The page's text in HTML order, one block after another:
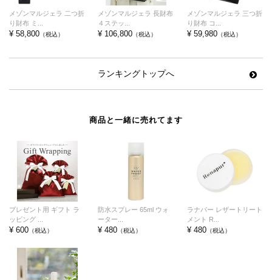
メゾンマルジェラ 二つ折
り財布 ミ...
¥ 58,800 （税込）
メゾンマルジェラ 長財布
４ステッ...
¥ 106,800 （税込）
メゾンマルジェラ 三つ折
り財布 コ...
¥ 59,980（税込）
ランキングトップへ
商品と一緒に売れてます
プレゼント用 ギフト ラ
ッピング ...
¥ 600 （税込）
防水スプレー 65ml ウォ
ーター...
¥ 480 （税込）
ラナパー レザートリート
メント R...
¥ 480（税込）